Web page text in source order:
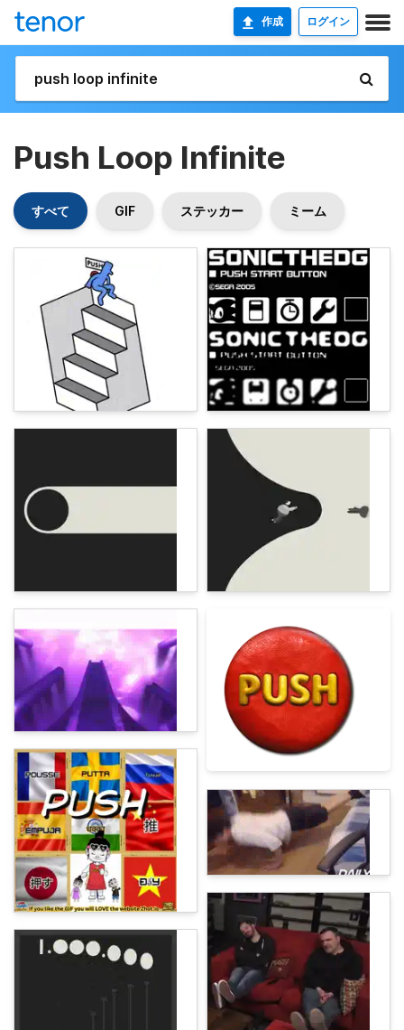
作成 ログイン
Push Loop Infinite
すべて GIF ステッカー ミーム